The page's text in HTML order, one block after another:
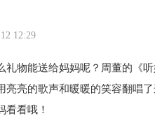
12:29
礼物能送给妈妈呢？周董的《
亮亮的歌声和暖暖的笑容翻唱
看看哦！